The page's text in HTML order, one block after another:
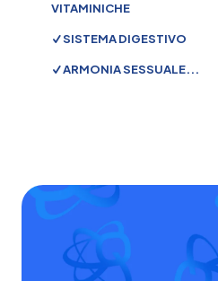
VITAMINICHE
SISTEMA DIGESTIVO
ARMONIA SESSUALE...
In Francia, 3 persone su 4
alternative, tra cui la terapia
approccio preventivo. un